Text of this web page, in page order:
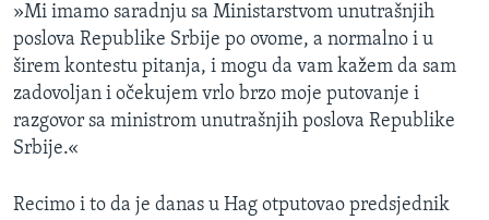
»Mi imamo saradnju sa Ministarstvom unutrašnjih
poslova Republike Srbije po ovome, a normalno i u
širem kontestu pitanja, i mogu da vam kažem da sam
zadovoljan i očekujem vrlo brzo moje putovanje i
razgovor sa ministrom unutrašnjih poslova Republike
Srbije.«
Recimo i to da je danas u Hag otputovao predsjednik